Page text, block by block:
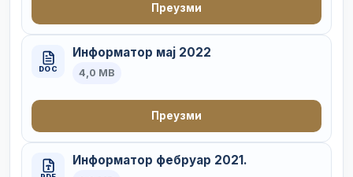
Преузми
DOC
Информатор мај 2022
4,0 MB
Преузми
Информатор фебруар 2021.